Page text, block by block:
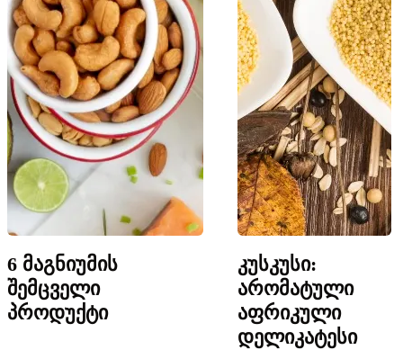
6 მაგნიუმის
შემცველი
პროდუქტი
კუსკუსი:
არომატული
აფრიკული
დელიკატესი